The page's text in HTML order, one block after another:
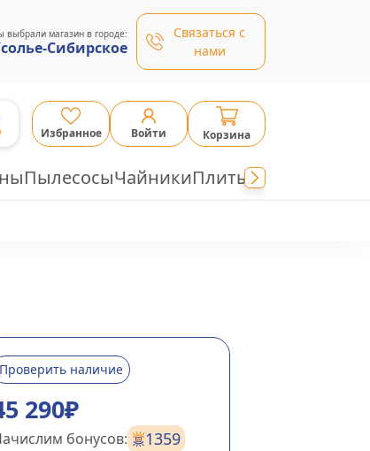
выбрали магазин в городе:
Сибирское
Связаться с
нами
Избранное Войти Корзина
ПылесосыЧайникиПлиты
290₽
Проверить наличие
бонусов: 1359